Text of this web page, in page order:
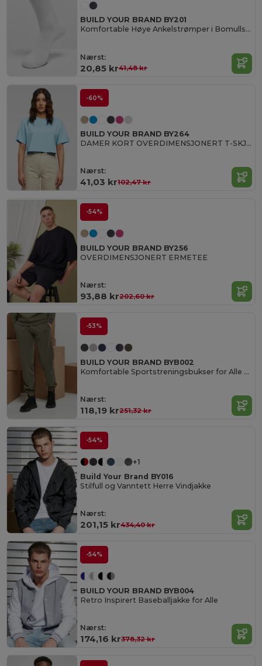
BUILD YOUR BRAND BY201
Komfortable Høye Ankelstrømper i Bomullsblanding
Nærst:
20,85 kr41,48 kr
-60%
BUILD YOUR BRAND BY264
DAMER KORT OVERDIMENSJONERT T-SKJOR
Nærst:
41,03 kr102,47 kr
-54%
BUILD YOUR BRAND BY256
OVERDIMENSJONERT ERMETEE
Nærst:
93,88 kr202,60 kr
-53%
BUILD YOUR BRAND BYB002
Komfortable Sportstreningsbukser for Alle Størrelser
Nærst:
118,19 kr251,32 kr
-54%
+1
Build Your Brand BY016
Stilfull og Vanntett Herre Vindjakke
Nærst:
201,15 kr434,40 kr
-54%
BUILD YOUR BRAND BYB004
Retro Inspirert Baseballjakke for Alle
Nærst:
174,16 kr378,32 kr